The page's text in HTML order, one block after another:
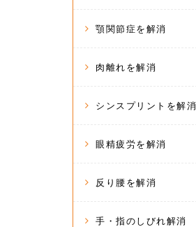
顎関節症を解消
肉離れを解消
シンスプリントを解消
眼精疲労を解消
反り腰を解消
手・指のしびれ解消